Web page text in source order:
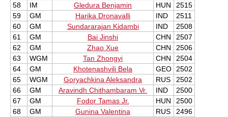
58
IM Gledura Benjamin HUN
2515
59
GM Harika Dronavalli IND
2511
60
GM Sundararajan Kidambi IND
2508
61
GM Bai Jinshi CHN
2507
62
GM Zhao Xue CHN
2506
63
WGM Tan Zhongyi CHN
2504
64
GM Khotenashvili Bela GEO
2502
65
WGM Goryachkina Aleksandra RUS
2502
66
GM Aravindh Chithambaram Vr. IND
2500
67
GM Fodor Tamas Jr. HUN
2500
68
GM Gunina Valentina RUS
2496